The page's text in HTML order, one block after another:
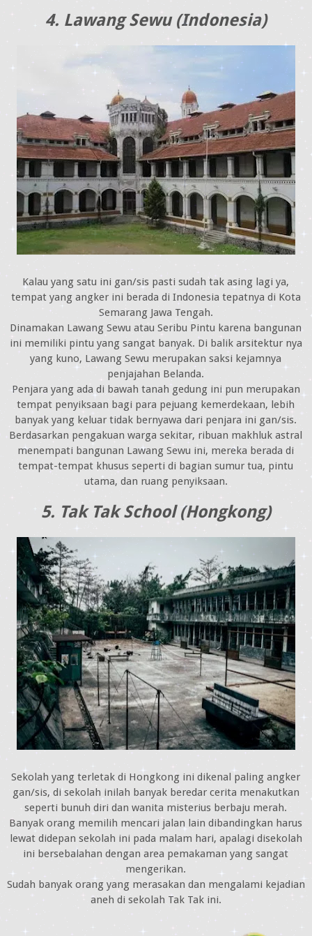
4. Lawang Sewu (Indonesia)
Kalau yang satu ini gan/sis pasti sudah tak asing lagi ya,
tempat yang angker ini berada di Indonesia tepatnya di Kota
Semarang Jawa Tengah.
Dinamakan Lawang Sewu atau Seribu Pintu karena bangunan
ini memiliki pintu yang sangat banyak. Di balik arsitektur nya
yang kuno, Lawang Sewu merupakan saksi kejamnya
penjajahan Belanda.
Penjara yang ada di bawah tanah gedung ini pun merupakan
tempat penyiksaan bagi para pejuang kemerdekaan, lebih
banyak yang keluar tidak bernyawa dari penjara ini gan/sis.
Berdasarkan pengakuan warga sekitar, ribuan makhluk astral
menempati bangunan Lawang Sewu ini, mereka berada di
tempat-tempat khusus seperti di bagian sumur tua, pintu
utama, dan ruang penyiksaan.
5. Tak Tak School (Hongkong)
Sekolah yang terletak di Hongkong ini dikenal paling angker
gan/sis, di sekolah inilah banyak beredar cerita menakutkan
seperti bunuh diri dan wanita misterius berbaju merah.
Banyak orang memilih mencari jalan lain dibandingkan harus
lewat didepan sekolah ini pada malam hari, apalagi disekolah
ini bersebalahan dengan area pemakaman yang sangat
mengerikan.
Sudah banyak orang yang merasakan dan mengalami kejadian
aneh di sekolah Tak Tak ini.